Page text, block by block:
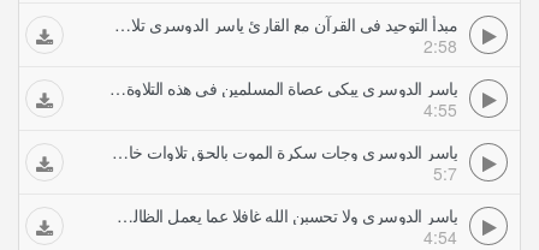
مبدأ التوحيد في القرآن مع القارئ ياسر الدوسري تلاوات خاشعة
2:58
ياسر الدوسري يبكي عصاة المسلمين في هذه التلاوة تلاوات خاشعة
4:55
ياسر الدوسري وجات سكرة الموت بالحق تلاوات خاشعة
5:7
ياسر الدوسري ولا تحسبن الله غافلا عما يعمل الظالمون تلاوات خاشعة
4:54